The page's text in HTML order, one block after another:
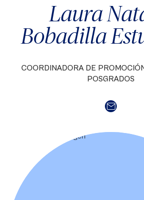
Laura
Bobadilla
COORDINADORA DE
POSGRADOS